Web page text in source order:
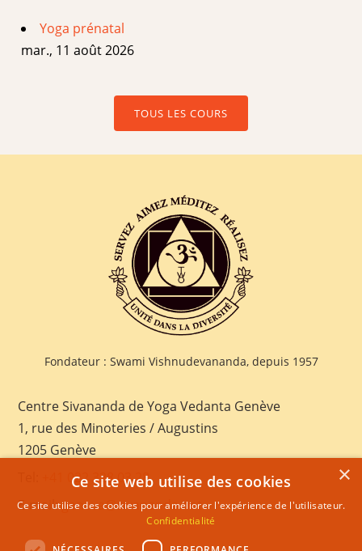
Yoga prénatal
mar., 11 août 2026
TOUS LES COURS
Fondateur : Swami Vishnudevananda, depuis 1957
Centre Sivananda de Yoga Vedanta Genève
1, rue des Minoteries / Augustins
1205 Genève
+41 022 328 03 28
E-mail:geneva@sivananda.net
×
Ce site web utilise des cookies
Ce site utilise des cookies pour améliorer l'expérience de l'utilisateur.
Confidentialité